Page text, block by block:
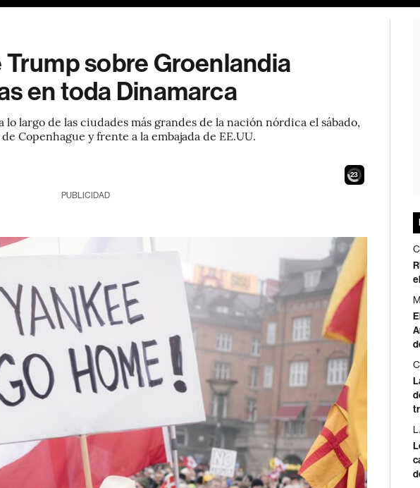
Trump sobre Groenlandia
en toda Dinamarca
lo largo de las ciudades más grandes de la nación nórdica el sábado,
Copenhague y frente a la embajada de EE.UU.
21
PUBLICIDAD